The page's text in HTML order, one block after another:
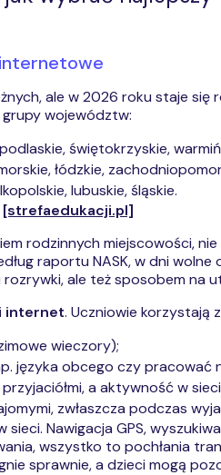
ale w 2026 roku staje
województw:
świętokrzyskie,
łódzkie,
lubuskie, śląskie.
[strefaedukacji.pl]
rodzinnych miejscowości,
raportu NASK, w dni
ale też sposobem na
internet. Uczniowie korzystają
wieczory);
języka obcego czy
a aktywność w
zwłaszcza podczas
Nawigacja GPS,
wszystko to pochłania
sprawnie, a dzieci mogą